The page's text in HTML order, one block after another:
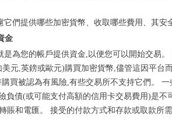
們提供哪些加密貨幣、收取哪些費用、其安
金
是為您的帳戶提供資金,以便您可以開始交易
元,英鎊或歐元)購買加密貨幣,儘管這因平台而
買被認為有風險,有些交易所不支持它們。
負債(或可能支付高額的信用卡交易費用)是不
賬和電匯。 接受的付款方式和存款或取款所